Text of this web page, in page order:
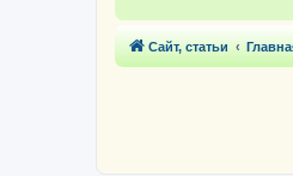
Сайт, статьи